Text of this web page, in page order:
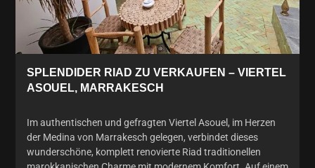
SPLENDIDER RIAD ZU VERKAUFEN – VIERTEL
ASOUEL, MARRAKESCH
Im authentischen und gefragten Viertel Asouel, im Herzen
der Medina von Marrakesch gelegen, verbindet dieses
wunderschöne, komplett renovierte Riad traditionellen